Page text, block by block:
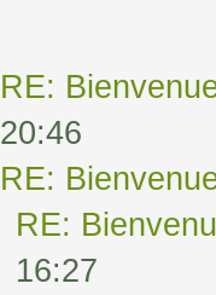
RE:
20:46
RE:
RE:
16:27